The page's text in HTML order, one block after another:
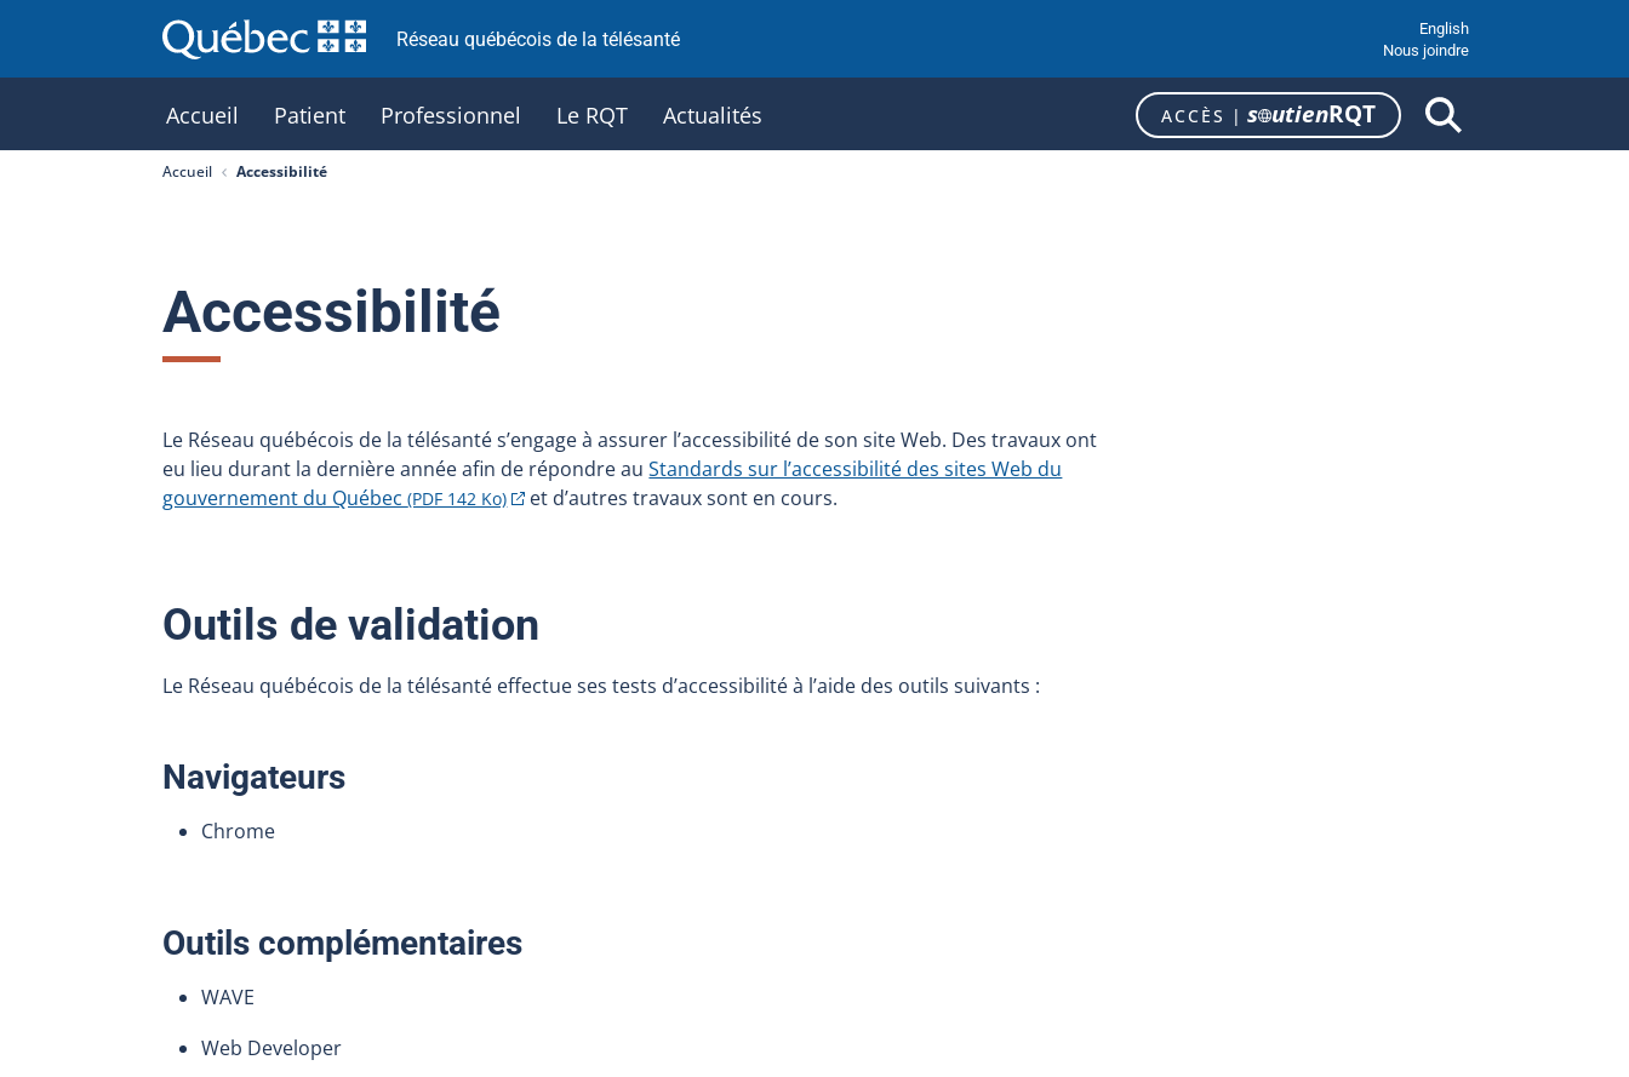
Réseau québécois de la télésanté
English
Nous joindre
Accueil Patient Professionnel Le RQT Actualités ACCÈS | s utienRQT
Accueil Accessibilité
Accessibilité
Le Réseau québécois de la télésanté s’engage à assurer l’accessibilité de son site Web. Des travaux ont
eu lieu durant la dernière année afin de répondre auStandards sur l’accessibilité des sites Web du
gouvernement du Québec(PDF 142 Ko) et d’autres travaux sont en cours.
Outils de validation
Le Réseau québécois de la télésanté effectue ses tests d’accessibilité à l’aide des outils suivants :
Navigateurs
Chrome
Outils complémentaires
WAVE
Web Developer